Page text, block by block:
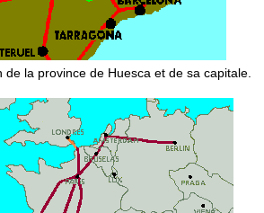
de la province de Huesca et de sa capitale.